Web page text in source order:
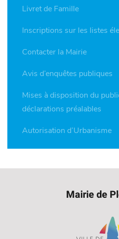
Livret de Famille
Inscriptions sur les listes
Contacter la Mairie
Avis d’enquêtes publiques
Mises à disposition du
déclarations préalables
Autorisation d’Urbanisme
Mairie de